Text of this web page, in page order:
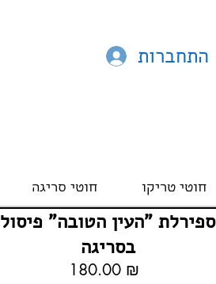
התחברות
חוטי טריקו חוטי סריגה
ספירלת "העין הטובה" פיסול
בסריגה
180.00 ₪